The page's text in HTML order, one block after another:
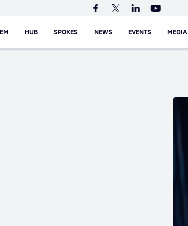
HUB SPOKES NEWS EVENTS MEDIA